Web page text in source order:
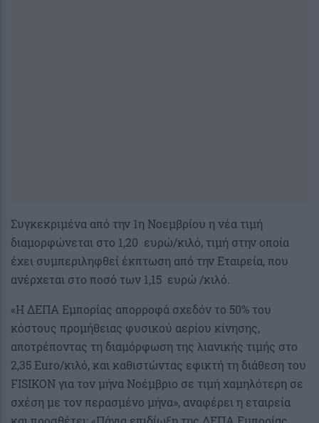
Συγκεκριμένα από την 1η Νοεμβρίου η νέα τιμή
διαμορφώνεται στο 1,20 ευρώ/κιλό, τιμή στην οποία
έχει συμπεριληφθεί έκπτωση από την Εταιρεία, που
ανέρχεται στο ποσό των 1,15 ευρώ /κιλό.
«Η ΔΕΠΑ Εμπορίας απορροφά σχεδόν το 50% του
κόστους προμήθειας φυσικού αερίου κίνησης,
αποτρέποντας τη διαμόρφωση της λιανικής τιμής στο
2,35 Euro/κιλό, και καθιστώντας εφικτή τη διάθεση του
FISIKON για τον μήνα Νοέμβριο σε τιμή χαμηλότερη σε
σχέση με τον περασμένο μήνα», αναφέρει η εταιρεία